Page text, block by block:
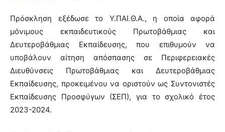
Πρόσκληση εξέδωσε το Υ.ΠΑΙ.Θ.Α., η οποία αφορά
μόνιμους εκπαιδευτικούς Πρωτοβάθμιας και
Δευτεροβάθμιας Εκπαίδευσης, που επιθυμούν να
υποβάλουν αίτηση απόσπασης σε Περιφερειακές
Διευθύνσεις Πρωτοβάθμιας και Δευτεροβάθμιας
Εκπαίδευσης, προκειμένου να οριστούν ως Συντονιστές
Εκπαίδευσης Προσφύγων (ΣΕΠ), για το σχολικό έτος
2023-2024.